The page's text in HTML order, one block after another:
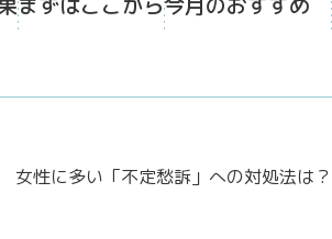
女性に多い「不定愁訴」への対処法は？